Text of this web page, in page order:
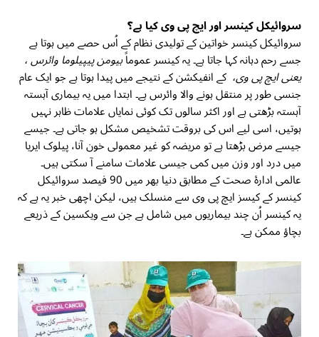
سروائیکل کینسر اور ایچ پی وی کیا ہے؟
سروائیکل کینسر خواتین کے تولیدی نظام کے اُس حصے میں ہوتا ہے
جسے رحم دہانہ کہا جاتا ہے۔ یہ کینسر عموماًہیومن پیپیلوما وائرس ،
یعنی ایچ پی وی،کے انفیکشن کے نتیجے میں پیدا ہوتا ہے جو ایک عام
جنسی طور پر منتقل ہونے والا وائرس ہے۔ ابتدا میں یہ بیماری آہستہ
آہستہ بڑھتی ہے اور اکثر سالوں تک کوئی نمایاں علامات ظاہر نہیں
ہوتیں، اسی لیے اس کی بروقت تشخیص مشکل ہو جاتی ہے۔ جیسے
جیسے مرض بڑھتا ہے تو مریضہ کو غیر معمولی خون آنا، پیلوک ایریا
میں درد اور وزن میں کمی جیسی علامات سامنے آ سکتی ہیں۔
عالمی ادارۂ صحت کے مطابق دنیا بھر میں 90 فیصد سروائیکل
کینسر کے کیسز ایچ پی وی سے منسلک ہیں، لیکن اچھی خبر یہ ہے کہ
یہ کینسر اُن چند بیماریوں میں شامل ہے جن سے ویکسین کے ذریعے
بچاؤ ممکن ہے۔